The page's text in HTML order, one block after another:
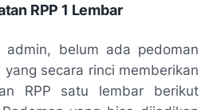
RPP 1 Lembar
admin, belum ada pedoman
secara rinci memberikan
RPP satu lembar berikut